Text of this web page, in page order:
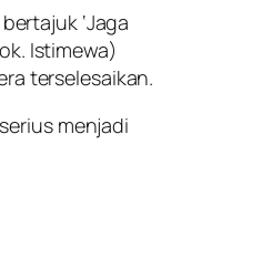
‘Jaga
Istimewa)
terselesaikan.
menjadi